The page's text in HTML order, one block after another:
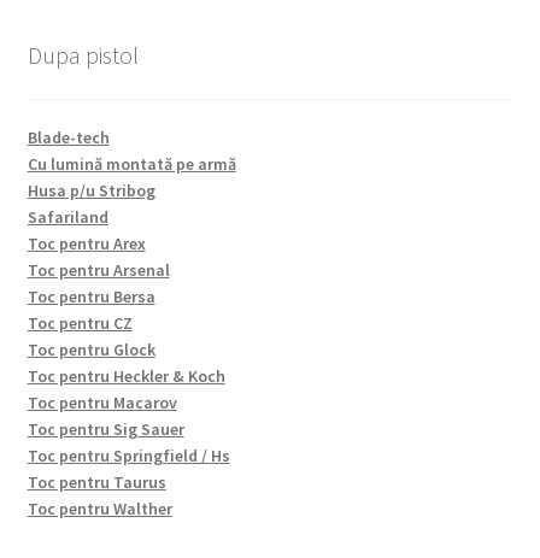
Dupa pistol
Blade-tech
Cu lumină montată pe armă
Husa p/u Stribog
Safariland
Toc pentru Arex
Toc pentru Arsenal
Toc pentru Bersa
Toc pentru CZ
Toc pentru Glock
Toc pentru Heckler & Koch
Toc pentru Macarov
Toc pentru Sig Sauer
Toc pentru Springfield / Hs
Toc pentru Taurus
Toc pentru Walther